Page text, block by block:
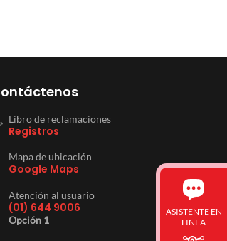
ASISTENTE EN
LINEA
Libro de reclamaciones
Registros
Mapa de ubicación
Google Maps
Atención al usuario
(01) 644 9006
Opción 1